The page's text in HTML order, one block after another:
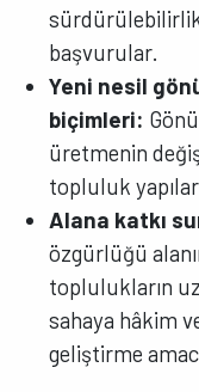
sürdürülebilirlik
başvurular.
Yeni nesil
biçimleri:
üretmenin
topluluk
Alana katkı
özgürlüğü
toplulukların
sahaya hâkim
geliştirme